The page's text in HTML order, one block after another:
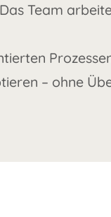
Team
– ohne